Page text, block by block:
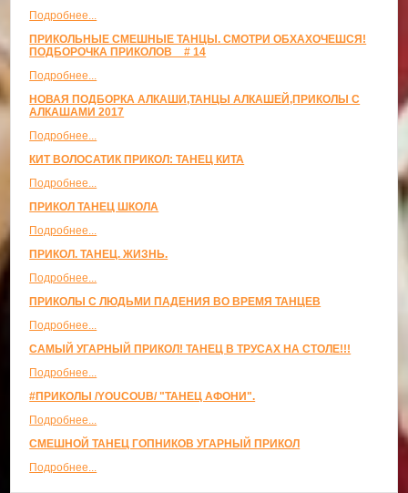
Подробнее...
ПРИКОЛЬНЫЕ СМЕШНЫЕ ТАНЦЫ. СМОТРИ ОБХАХОЧЕШСЯ!
ПОДБОРОЧКА ПРИКОЛОВ _ # 14
Подробнее...
НОВАЯ ПОДБОРКА АЛКАШИ,ТАНЦЫ АЛКАШЕЙ,ПРИКОЛЫ С
АЛКАШАМИ 2017
Подробнее...
КИТ ВОЛОСАТИК ПРИКОЛ: ТАНЕЦ КИТА
Подробнее...
ПРИКОЛ ТАНЕЦ ШКОЛА
Подробнее...
ПРИКОЛ. ТАНЕЦ. ЖИЗНЬ.
Подробнее...
ПРИКОЛЫ С ЛЮДЬМИ ПАДЕНИЯ ВО ВРЕМЯ ТАНЦЕВ
Подробнее...
САМЫЙ УГАРНЫЙ ПРИКОЛ! ТАНЕЦ В ТРУСАХ НА СТОЛЕ!!!
Подробнее...
#ПРИКОЛЫ /YOUCOUB/ "ТАНЕЦ АФОНИ".
Подробнее...
СМЕШНОЙ ТАНЕЦ ГОПНИКОВ УГАРНЫЙ ПРИКОЛ
Подробнее...